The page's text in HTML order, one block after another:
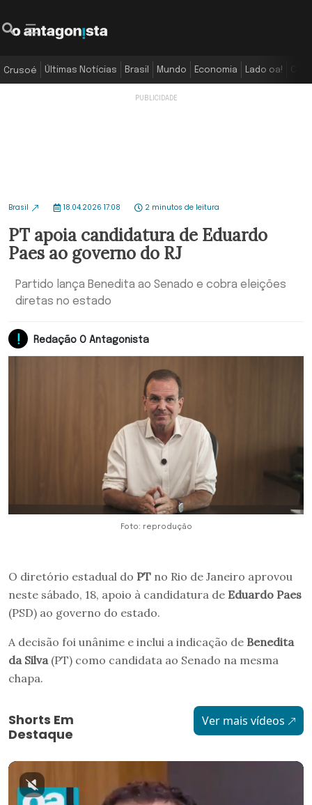
Crusoé Últimas Notícias Brasil Mundo Economia Lado oa!
Brasil 18.04.2026 17:08 2 minutos de leitura
PT apoia candidatura de Eduardo
Paes ao governo do RJ
Partido lança Benedita ao Senado e cobra eleições
diretas no estado
Redação O Antagonista
Foto: reprodução
O diretório estadual do PT no Rio de Janeiro aprovou
neste sábado, 18, apoio à candidatura de Eduardo Paes
(PSD) ao governo do estado.
A decisão foi unânime e inclui a indicação de Benedita
da Silva (PT) como candidata ao Senado na mesma
chapa.
Shorts Em
Destaque
Ver mais vídeos